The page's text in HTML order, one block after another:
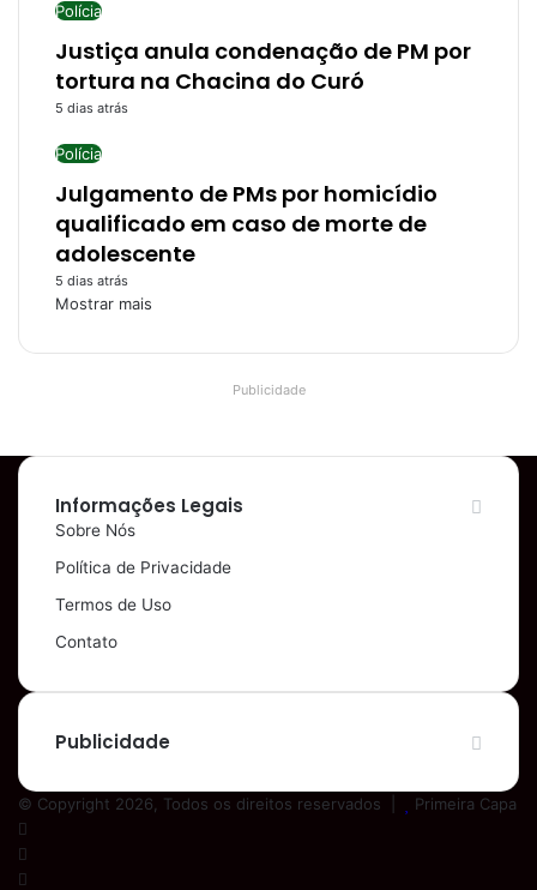
Polícia
Justiça anula condenação de PM por
tortura na Chacina do Curó
5 dias atrás
Polícia
Julgamento de PMs por homicídio
qualificado em caso de morte de
adolescente
5 dias atrás
Mostrar mais
Publicidade
Informações Legais
Sobre Nós
Política de Privacidade
Termos de Uso
Contato
Publicidade
© Copyright 2026, Todos os direitos reservados |
Primeira Capa